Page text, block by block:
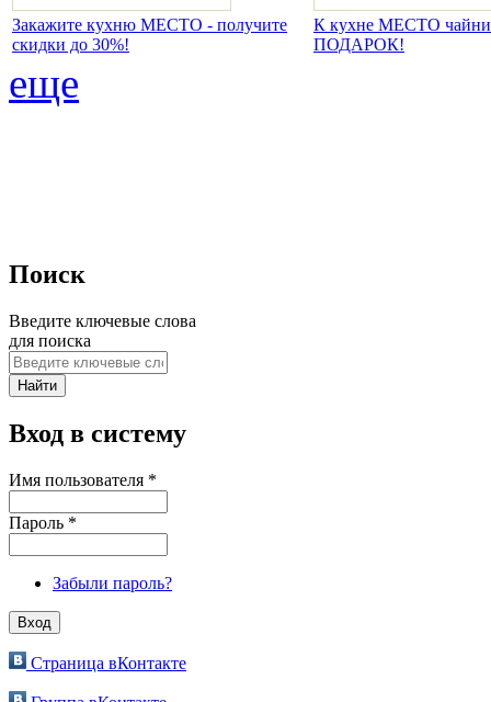
Закажите кухню МЕСТО - получите
скидки до 30%!
К кухне МЕСТО
ПОДАРОК!
еще
Поиск
Введите ключевые слова
для поиска
Вход в систему
Имя пользователя *
Пароль *
Забыли пароль?
Страница вКонтакте